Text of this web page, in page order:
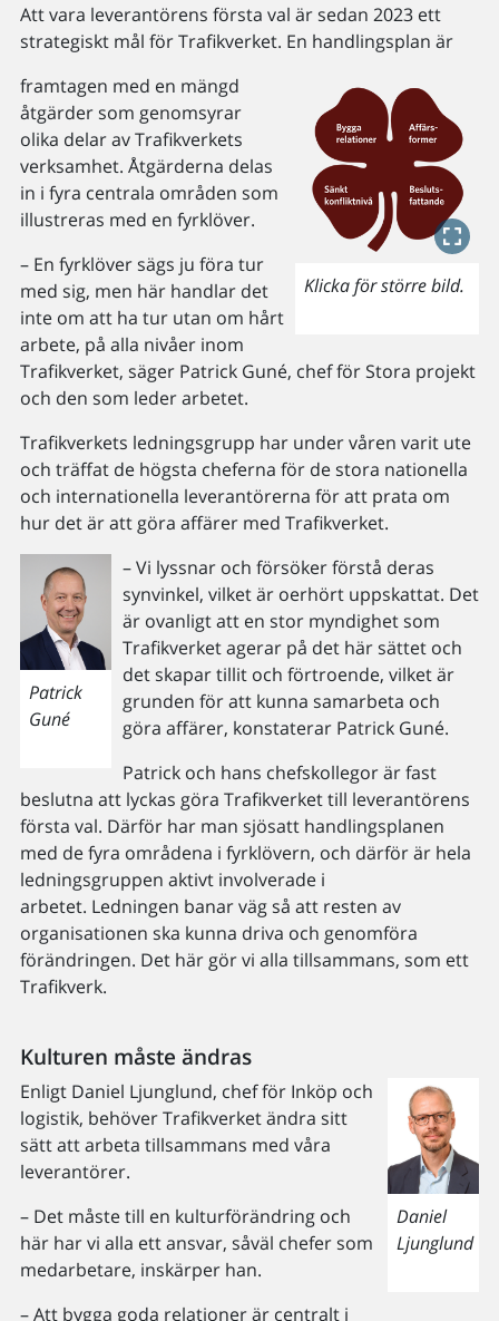
Att vara leverantörens första val är sedan 2023 ett
strategiskt mål för Trafikverket. En handlingsplan är
Klicka för större bild.
framtagen med en mängd
åtgärder som genomsyrar
olika delar av Trafikverkets
verksamhet. Åtgärderna delas
in i fyra centrala områden som
illustreras med en fyrklöver.
– En fyrklöver sägs ju föra tur
med sig, men här handlar det
inte om att ha tur utan om hårt
arbete, på alla nivåer inom
Trafikverket, säger Patrick Guné, chef för Stora projekt
och den som leder arbetet.
Trafikverkets ledningsgrupp har under våren varit ute
och träffat de högsta cheferna för de stora nationella
och internationella leverantörerna för att prata om
hur det är att göra affärer med Trafikverket.
Patrick
Guné
– Vi lyssnar och försöker förstå deras
synvinkel, vilket är oerhört uppskattat. Det
är ovanligt att en stor myndighet som
Trafikverket agerar på det här sättet och
det skapar tillit och förtroende, vilket är
grunden för att kunna samarbeta och
göra affärer, konstaterar Patrick Guné.
Patrick och hans chefskollegor är fast
beslutna att lyckas göra Trafikverket till leverantörens
första val. Därför har man sjösatt handlingsplanen
med de fyra områdena i fyrklövern, och därför är hela
ledningsgruppen aktivt involverade i
arbetet. Ledningen banar väg så att resten av
organisationen ska kunna driva och genomföra
förändringen. Det här gör vi alla tillsammans, som ett
Trafikverk.
Kulturen måste ändras
Daniel
Ljunglund
Enligt Daniel Ljunglund, chef för Inköp och
logistik, behöver Trafikverket ändra sitt
sätt att arbeta tillsammans med våra
leverantörer.
– Det måste till en kulturförändring och
här har vi alla ett ansvar, såväl chefer som
medarbetare, inskärper han.
– Att bygga goda relationer är centralt i